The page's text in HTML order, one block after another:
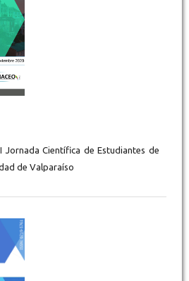
Jornada Científica de Estudiantes de
de Valparaíso